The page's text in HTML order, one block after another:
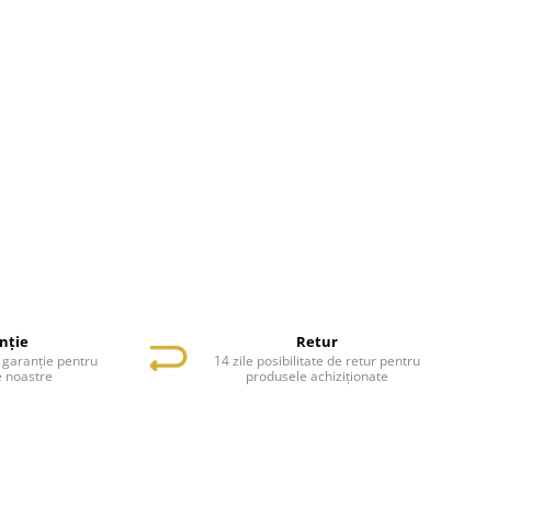
pentru
noastre
Retur
14 zile posibilitate de retur pentru
produsele achiziționate